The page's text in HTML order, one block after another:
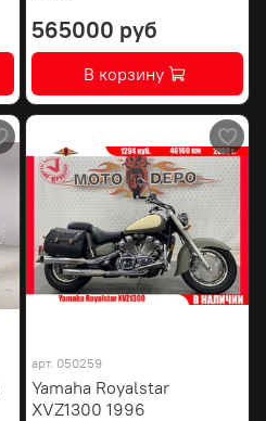
565000 руб
В корзину
арт. 050259
Yamaha Royalstar
XVZ1300 1996